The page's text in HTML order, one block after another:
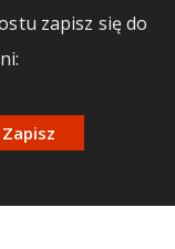
zapisz się do
Zapisz